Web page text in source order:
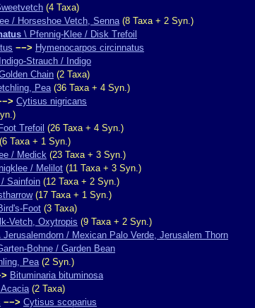
(4 Taxa)
/ Horseshoe Vetch, Senna(8 Taxa + 2 Syn.)
\ Pfennig-Klee / Disk Trefoil
−−> Hymenocarpos circinnatus
Strauch / Indigo
Chain (2 Taxa)
Pea(36 Taxa + 4 Syn.)
Cytisus nigricans
Trefoil (26 Taxa + 4 Syn.)
(6 Taxa + 1 Syn.)
/ Medick (23 Taxa + 3 Syn.)
/ Melilot (11 Taxa + 3 Syn.)
Sainfoin (12 Taxa + 2 Syn.)
(17 Taxa + 1 Syn.)
Foot (3 Taxa)
Vetch, Oxytropis (9 Taxa + 2 Syn.)
/ Mexican Palo Verde, Jerusalem Thorn
Bohne / Garden Bean
Pea(2 Syn.)
Bituminaria bituminosa
(2 Taxa)
−−> Cytisus scoparius